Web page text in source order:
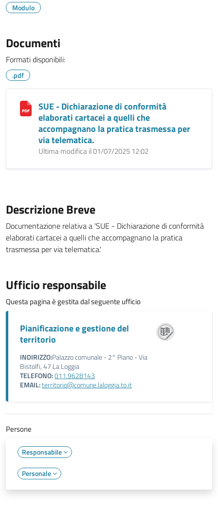
Modulo
Documenti
Formati disponibili:
.pdf
SUE - Dichiarazione di conformità
elaborati cartacei a quelli che
accompagnano la pratica trasmessa per
via telematica.
Ultima modifica il 01/07/2025 12:02
Descrizione Breve
Documentazione relativa a 'SUE - Dichiarazione di conformità
elaborati cartacei a quelli che accompagnano la pratica
trasmessa per via telematica.'
Ufficio responsabile
Questa pagina è gestita dal seguente ufficio
Pianificazione e gestione del
territorio
INDIRIZZO:Palazzo comunale - 2° Piano - Via
Bistolfi, 47 La Loggia
TELEFONO:011.9628143
EMAIL:territorio@comune.laloggia.to.it
Persone
Responsabile
Personale